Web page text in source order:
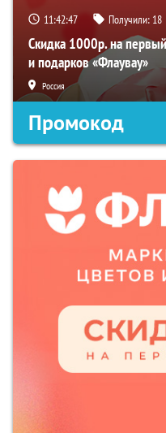
11:42:46 Получили: 18
Скидка 1000р. на
и подарков «Флаувау»
Россия
Промокод